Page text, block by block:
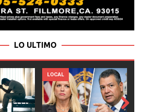
LO ULTIMO
NOTICIAS